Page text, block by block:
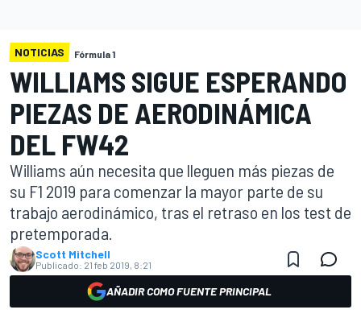
NOTICIAS Fórmula 1
WILLIAMS SIGUE ESPERANDO
PIEZAS DE AERODINÁMICA
DEL FW42
Williams aún necesita que lleguen más piezas de
su F1 2019 para comenzar la mayor parte de su
trabajo aerodinámico, tras el retraso en los test de
pretemporada.
Scott Mitchell
Publicado: 21 feb 2019, 8:21
AÑADIR COMO FUENTE PRINCIPAL